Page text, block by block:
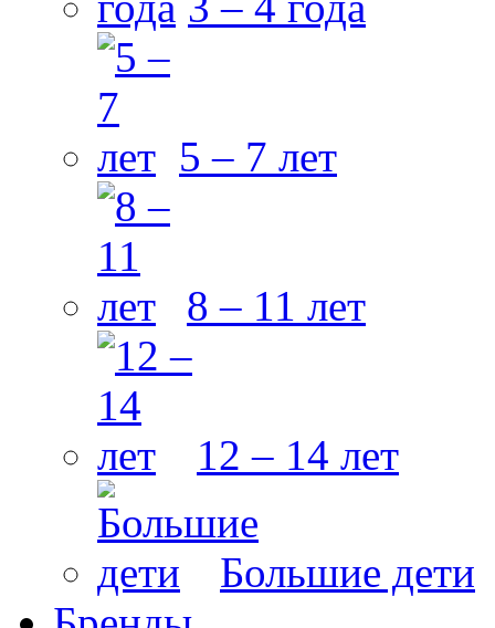
5 – 7 лет
8 – 11 лет
12 – 14 лет
Большие дети